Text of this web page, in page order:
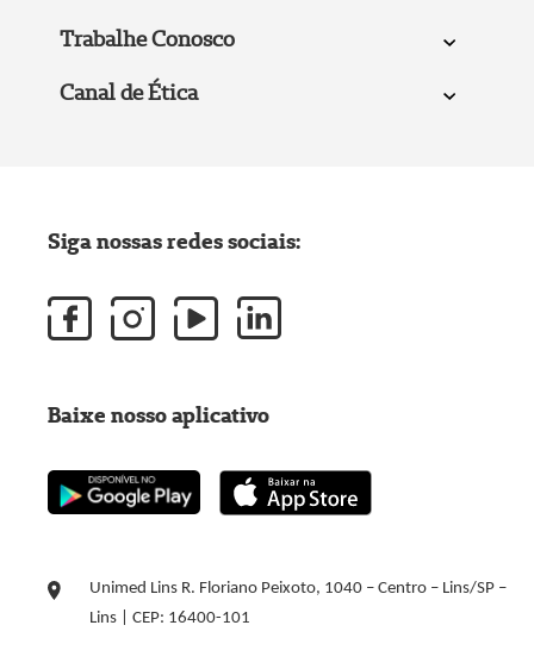
Trabalhe Conosco
Canal de Ética
Unimed Lins R. Floriano Peixoto, 1040 – Centro – Lins/SP –
Lins | CEP: 16400-101
Siga nossas redes sociais:
Baixe nosso aplicativo